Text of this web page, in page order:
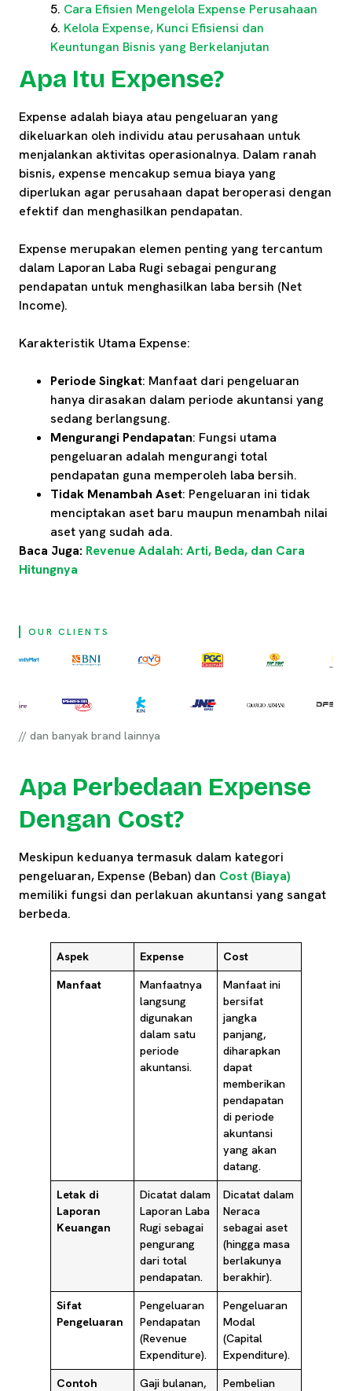
Cara Efisien Mengelola Expense Perusahaan
Kelola Expense, Kunci Efisiensi dan
Keuntungan Bisnis yang Berkelanjutan
Apa Itu Expense?
Expense adalah biaya atau pengeluaran yang
dikeluarkan oleh individu atau perusahaan untuk
menjalankan aktivitas operasionalnya. Dalam ranah
bisnis, expense mencakup semua biaya yang
diperlukan agar perusahaan dapat beroperasi dengan
efektif dan menghasilkan pendapatan.
Expense merupakan elemen penting yang tercantum
dalam Laporan Laba Rugi sebagai pengurang
pendapatan untuk menghasilkan laba bersih (Net
Income).
Karakteristik Utama Expense:
Periode Singkat: Manfaat dari pengeluaran
hanya dirasakan dalam periode akuntansi yang
sedang berlangsung.
Mengurangi Pendapatan: Fungsi utama
pengeluaran adalah mengurangi total
pendapatan guna memperoleh laba bersih.
Tidak Menambah Aset: Pengeluaran ini tidak
menciptakan aset baru maupun menambah nilai
aset yang sudah ada.
Baca Juga: Revenue Adalah: Arti, Beda, dan Cara
Hitungnya
OUR CLIENTS
// dan banyak brand lainnya
Apa Perbedaan Expense
Dengan Cost?
Meskipun keduanya termasuk dalam kategori
pengeluaran, Expense (Beban) dan Cost (Biaya)
memiliki fungsi dan perlakuan akuntansi yang sangat
berbeda.
Aspek Expense
Cost
Manfaat
Manfaatnya
langsung
digunakan
dalam satu
periode
akuntansi.
Manfaat ini
bersifat
jangka
panjang,
diharapkan
dapat
memberikan
pendapatan
di periode
akuntansi
yang akan
datang.
Letak di
Laporan
Keuangan
Dicatat dalam
Laporan Laba
Rugi sebagai
pengurang
dari total
pendapatan.
Dicatat dalam
Neraca
sebagai aset
(hingga masa
berlakunya
berakhir).
Sifat
Pengeluaran
Pengeluaran
Pendapatan
(Revenue
Expenditure).
Pengeluaran
Modal
(Capital
Expenditure).
Contoh
Gaji bulanan, Pembelian